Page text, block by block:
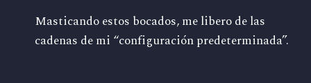
Masticando estos bocados, me libero de las
cadenas de mi “configuración predeterminada”.